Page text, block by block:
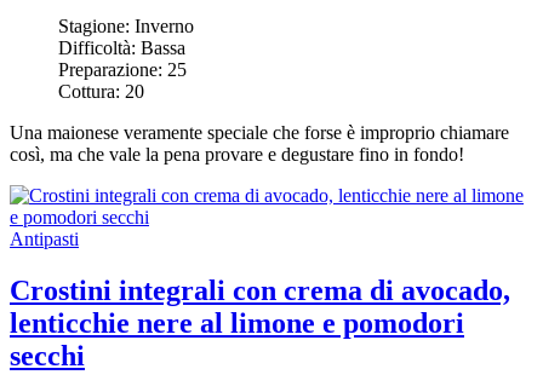
Stagione: Inverno
Difficoltà: Bassa
Preparazione: 25
Cottura: 20
Una maionese veramente speciale che forse è improprio chiamare
così, ma che vale la pena provare e degustare fino in fondo!
Antipasti
Crostini integrali con crema di avocado,
lenticchie nere al limone e pomodori
secchi